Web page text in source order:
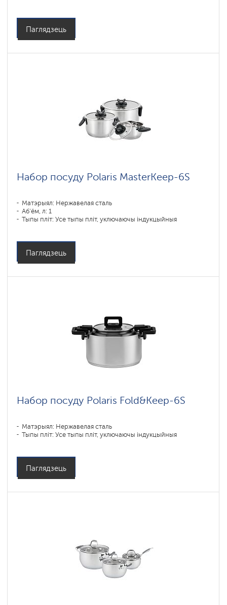
Паглядзець
Набор посуду Polaris MasterKeep-6S
Матэрыял: Нержавелая сталь
Аб'ём, л: 1
Тыпы пліт: Усе тыпы пліт, уключаючы індукцыйныя
Паглядзець
Набор посуду Polaris Fold&Keep-6S
Матэрыял: Нержавелая сталь
Тыпы пліт: Усе тыпы пліт, уключаючы індукцыйныя
Паглядзець